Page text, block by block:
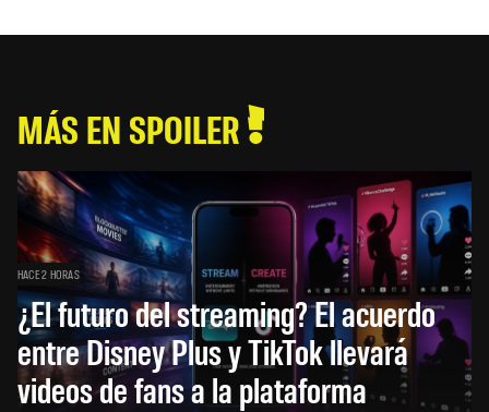
MÁS EN SPOILER
HACE 2 HORAS
¿El futuro del streaming? El acuerdo
entre Disney Plus y TikTok llevará
videos de fans a la plataforma